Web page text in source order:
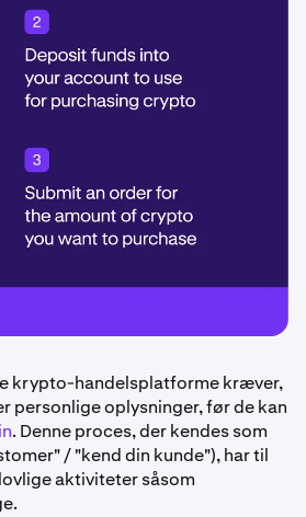
krypto-handelsplatforme kræver,
personlige oplysninger, før de kan
. Denne proces, der kendes som
/ "kend din kunde"), har til
aktiviteter såsom